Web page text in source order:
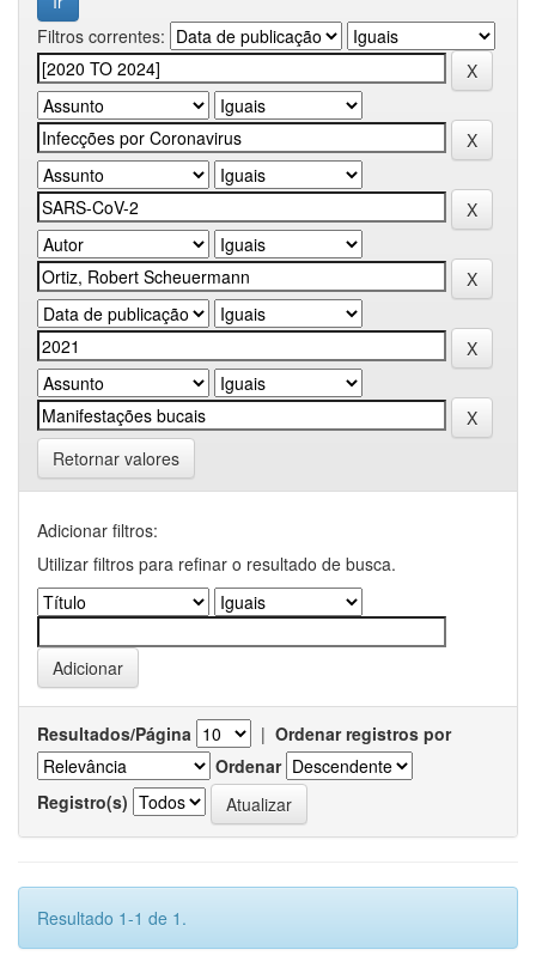
Filtros correntes:
Retornar valores
Adicionar filtros:
Utilizar filtros para refinar o resultado de busca.
Resultados/Página | Ordenar registros por
Ordenar
Registro(s)
Resultado 1-1 de 1.